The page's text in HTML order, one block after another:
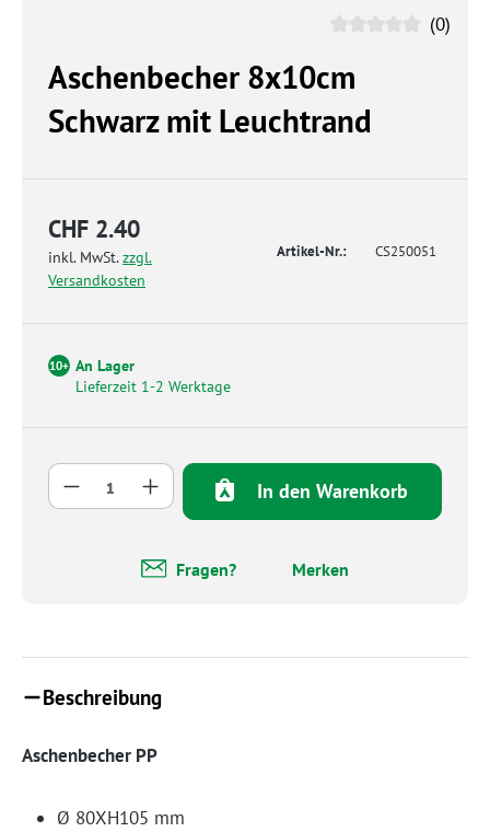
(0)
Aschenbecher 8x10cm
Schwarz mit Leuchtrand
CHF 2.40
inkl. MwSt.zzgl.
Versandkosten
Artikel-Nr.: CS250051
10+ An Lager
Lieferzeit 1-2 Werktage
Produkt Anzahl: Gib den gewünschten
In den Warenkorb
Fragen? Merken
Beschreibung
Aschenbecher PP
Ø 80XH105 mm